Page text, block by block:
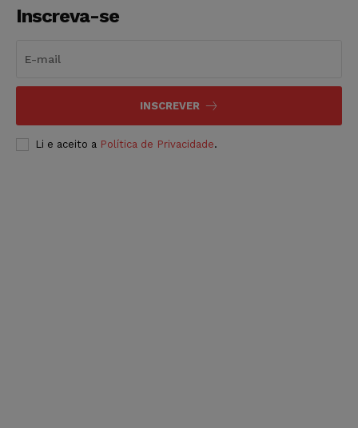
Inscreva-se
INSCREVER
Li e aceito a Política de Privacidade.